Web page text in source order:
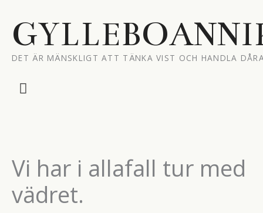
innehåll
DET ÄR MÄNSKLIGT ATT TÄNKA VIST OCH HANDLA
Huvudmeny
Vi har i allafall tur med
vädret.